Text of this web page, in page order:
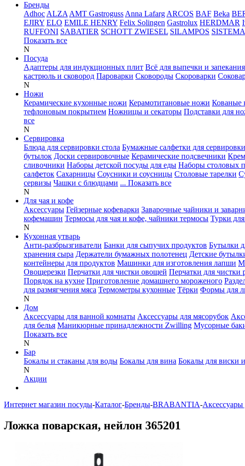
Бренды
Adhoc ALZA AMT Gastroguss Anna Lafarg ARCOS BAF Beka
EJIRY ELO EMILE HENRY Felix Solingen Gastrolux HERDMAR
RUFFONI SABATIER SCHOTT ZWIESEL SILAMPOS SISTEMA
Показать все
N
Посуда
Адаптеры для индукционных плит Всё для выпечки и запекания
кастрюль и сковород Пароварки Сковороды Скороварки
N
Ножи
Керамические кухонные ножи Керамотитановые ножи Кованые
тефлоновым покрытием Ножницы и секаторы Подставки для
все
N
Сервировка
Блюда для сервировки стола Бумажные салфетки для сервировки
бутылок Доски сервировочные Керамические подсвечники
сливочники Наборы детской посуды для еды Наборы столовых
салфеток Сахарницы Соусники и соусницы Столовые тарелки
сервизы Чашки с блюдцами ... Показать все
N
Для чая и кофе
Аксессуары Гейзерные кофеварки Заварочные чайники и
кофемашин Термосы для чая и кофе, чайники термосы Турки
N
Кухонная утварь
Анти-разбрызгиватели Банки для сыпучих продуктов Бутылки
хранения сыра Держатели бумажных полотенец Детские
контейнеры для продуктов Машинки для изготовления лапши
Овощерезки Перчатки для чистки овощей Перчатки для чистки
Порядок на кухне Приготовление домашнего мороженого
для размягчения мяса Термометры кухонные Тёрки Формы для
N
Дом
Аксессуары для ванной комнаты Аксессуары для мясорубок
для белья Маникюрные принадлежности Zwilling Мусорные
Показать все
N
Бар
Бокалы и стаканы для воды Бокалы для вина Бокалы для виски
N
Акции
Интернет магазин посуды-Каталог-Бренды-BRABANTIA-Аксессуары
Ложка поварская, нейлон 365201